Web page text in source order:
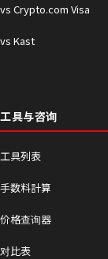
vs Crypto.com Visa
vs Kast
工具与咨询
工具列表
手数料計算
价格查询器
对比表